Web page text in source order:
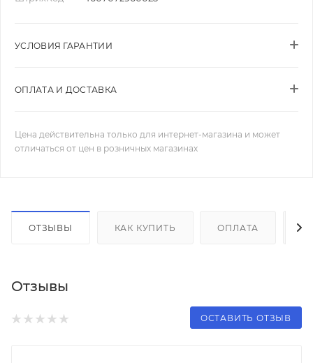
УСЛОВИЯ ГАРАНТИИ
ОПЛАТА И ДОСТАВКА
Цена действительна только для интернет-магазина и может
отличаться от цен в розничных магазинах
ОТЗЫВЫ КАК КУПИТЬ ОПЛАТА
Отзывы
ОСТАВИТЬ ОТЗЫВ